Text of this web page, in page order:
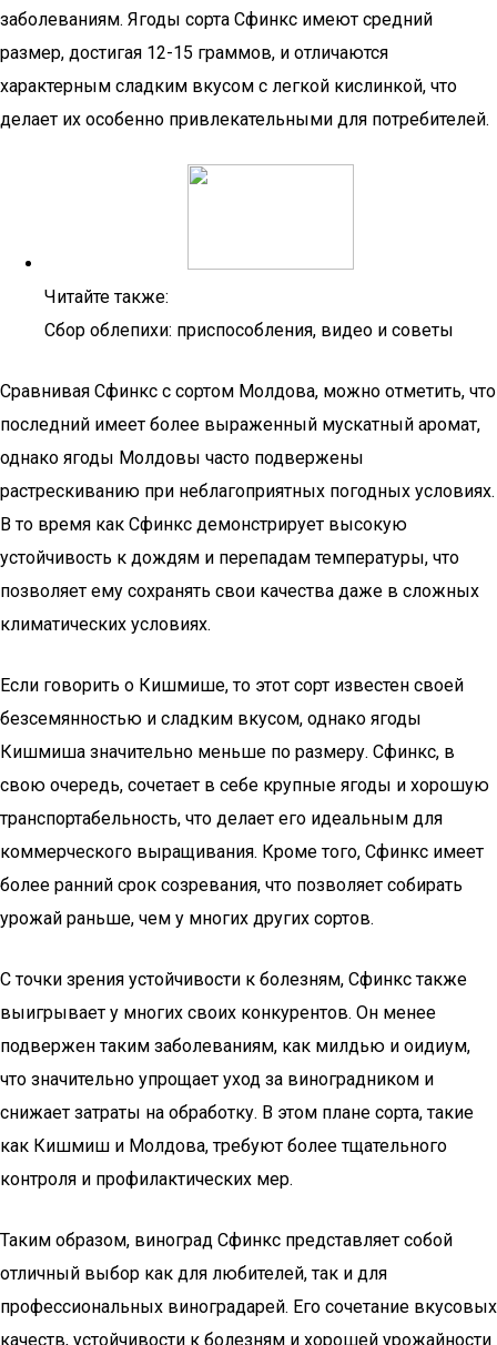
заболеваниям. Ягоды сорта Сфинкс имеют средний
размер, достигая 12-15 граммов, и отличаются
характерным сладким вкусом с легкой кислинкой, что
делает их особенно привлекательными для потребителей.
Читайте также:
Сбор облепихи: приспособления, видео и советы
Сравнивая Сфинкс с сортом Молдова, можно отметить, что
последний имеет более выраженный мускатный аромат,
однако ягоды Молдовы часто подвержены
растрескиванию при неблагоприятных погодных условиях.
В то время как Сфинкс демонстрирует высокую
устойчивость к дождям и перепадам температуры, что
позволяет ему сохранять свои качества даже в сложных
климатических условиях.
Если говорить о Кишмише, то этот сорт известен своей
безсемянностью и сладким вкусом, однако ягоды
Кишмиша значительно меньше по размеру. Сфинкс, в
свою очередь, сочетает в себе крупные ягоды и хорошую
транспортабельность, что делает его идеальным для
коммерческого выращивания. Кроме того, Сфинкс имеет
более ранний срок созревания, что позволяет собирать
урожай раньше, чем у многих других сортов.
С точки зрения устойчивости к болезням, Сфинкс также
выигрывает у многих своих конкурентов. Он менее
подвержен таким заболеваниям, как милдью и оидиум,
что значительно упрощает уход за виноградником и
снижает затраты на обработку. В этом плане сорта, такие
как Кишмиш и Молдова, требуют более тщательного
контроля и профилактических мер.
Таким образом, виноград Сфинкс представляет собой
отличный выбор как для любителей, так и для
профессиональных виноградарей. Его сочетание вкусовых
качеств, устойчивости к болезням и хорошей урожайности